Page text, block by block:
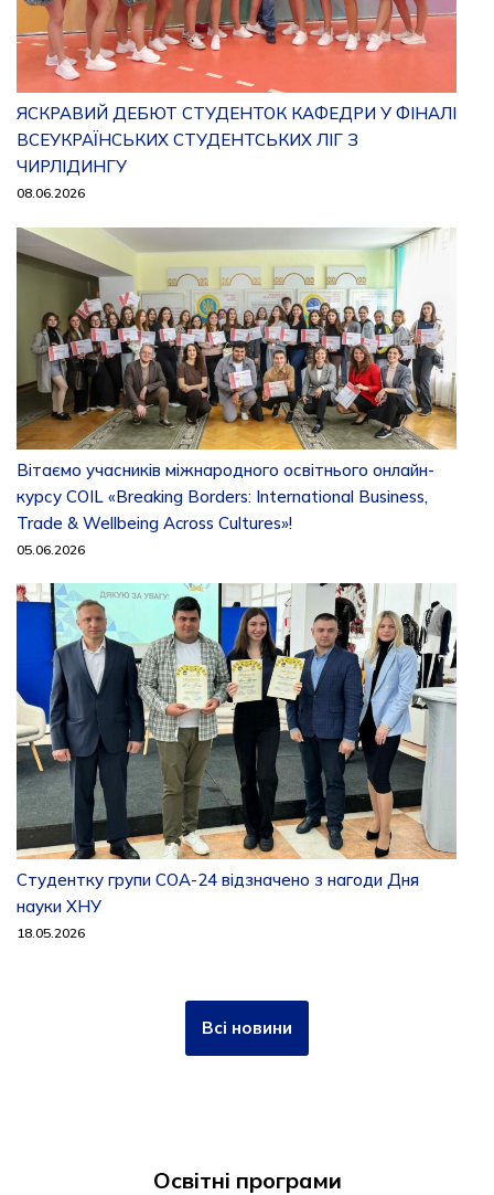
ЯСКРАВИЙ ДЕБЮТ СТУДЕНТОК КАФЕДРИ У ФІНАЛІ
ВСЕУКРАЇНСЬКИХ СТУДЕНТСЬКИХ ЛІГ З
ЧИРЛІДИНГУ
08.06.2026
Вітаємо учасників міжнародного освітнього онлайн-
курсу COIL «Breaking Borders: International Business,
Trade & Wellbeing Across Cultures»!
05.06.2026
Студентку групи СОА-24 відзначено з нагоди Дня
науки ХНУ
18.05.2026
Всі новини
Освітні програми